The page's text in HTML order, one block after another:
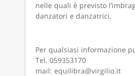
nelle quali è previsto
danzatori e danzatrici.
Per qualsiasi informazione
Tel. 059353170
mail: equilibra@virgilio.it